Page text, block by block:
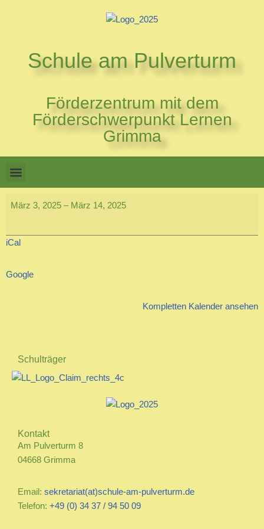
springenSchule am Pulverturm
Förderzentrum mit dem
Förderschwerpunkt Lernen
Grimma
März 3, 2025 – März 14, 2025
iCal
Google
Kompletten Kalender ansehen
Schulträger
Kontakt
Am Pulverturm 8
04668 Grimma
Email: sekretariat(at)schule-am-pulverturm.de
Telefon: +49 (0) 34 37 / 94 50 09